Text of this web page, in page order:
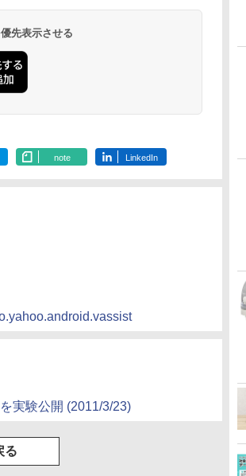
先表示させる
note LinkedIn
実験公開 (2011/3/23)
る